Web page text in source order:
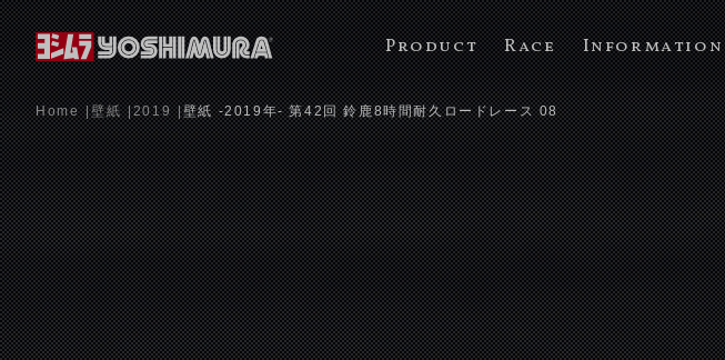
Product Race Information
Home 壁紙 2019 壁紙 -2019年- 第42回 鈴鹿8時間耐久ロードレース 08